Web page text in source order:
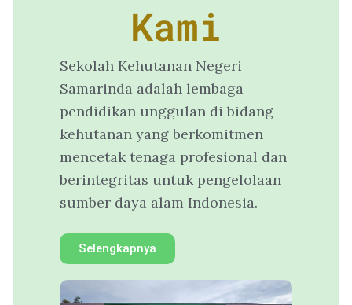
Kami
Sekolah Kehutanan Negeri
Samarinda adalah lembaga
pendidikan unggulan di bidang
kehutanan yang berkomitmen
mencetak tenaga profesional dan
berintegritas untuk pengelolaan
sumber daya alam Indonesia.
Selengkapnya